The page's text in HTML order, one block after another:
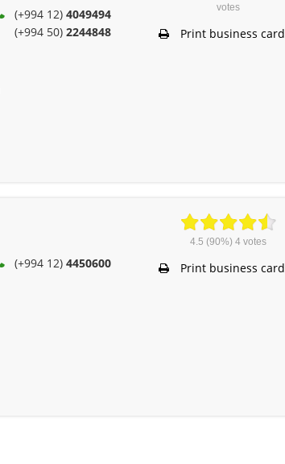
(+994 12)4049494
(+994 50)2244848
votes
Print business card
(+994 12)4450600
4.5 (90%)4 votes
Print business card